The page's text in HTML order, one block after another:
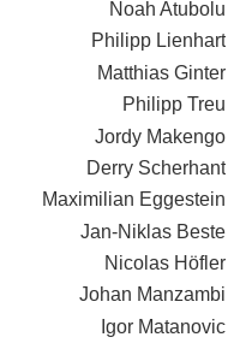
Noah Atubolu
Philipp Lienhart
Matthias Ginter
Philipp Treu
Jordy Makengo
Derry Scherhant
Maximilian Eggestein
Jan-Niklas Beste
Nicolas Höfler
Johan Manzambi
Igor Matanovic